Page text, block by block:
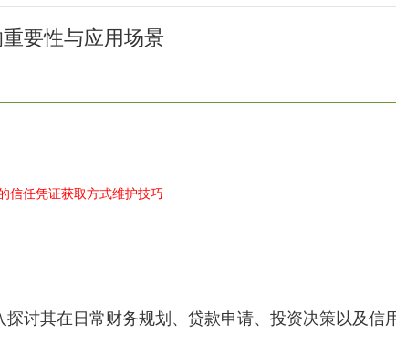
要性与应用场景
信任凭证获取方式维护技巧
探讨其在日常财务规划、贷款申请、投资决策以及信